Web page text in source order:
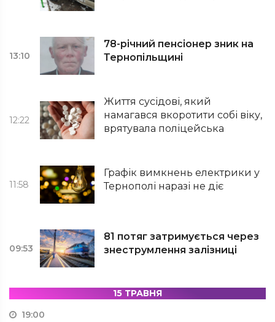
13:10
78-річний пенсіонер зник на
Тернопільщині
12:22
Життя сусідові, який
намагався вкоротити собі віку,
врятувала поліцейська
11:58
Графік вимкнень електрики у
Тернополі наразі не діє
09:53
81 потяг затримується через
знеструмлення залізниці
15 ТРАВНЯ
19:00